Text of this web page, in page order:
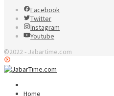
Facebook
Twitter
Instagram
Youtube
©2022 - Jabartime.com
Home